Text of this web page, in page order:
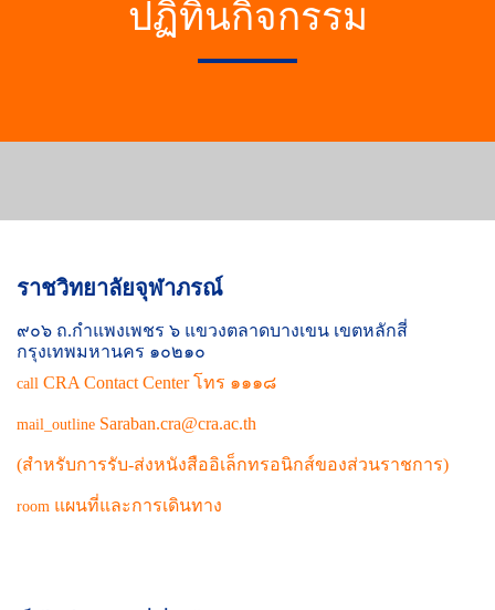
ปฏิทินกิจกรรม
ราชวิทยาลัยจุฬาภรณ์
๙๐๖ ถ.กำแพงเพชร ๖ แขวงตลาดบางเขน เขตหลักสี่
กรุงเทพมหานคร ๑๐๒๑๐
call CRA Contact Center โทร ๑๑๑๘
mail_outline Saraban.cra@cra.ac.th
(สำหรับการรับ-ส่งหนังสืออิเล็กทรอนิกส์ของส่วนราชการ)
room แผนที่และการเดินทาง